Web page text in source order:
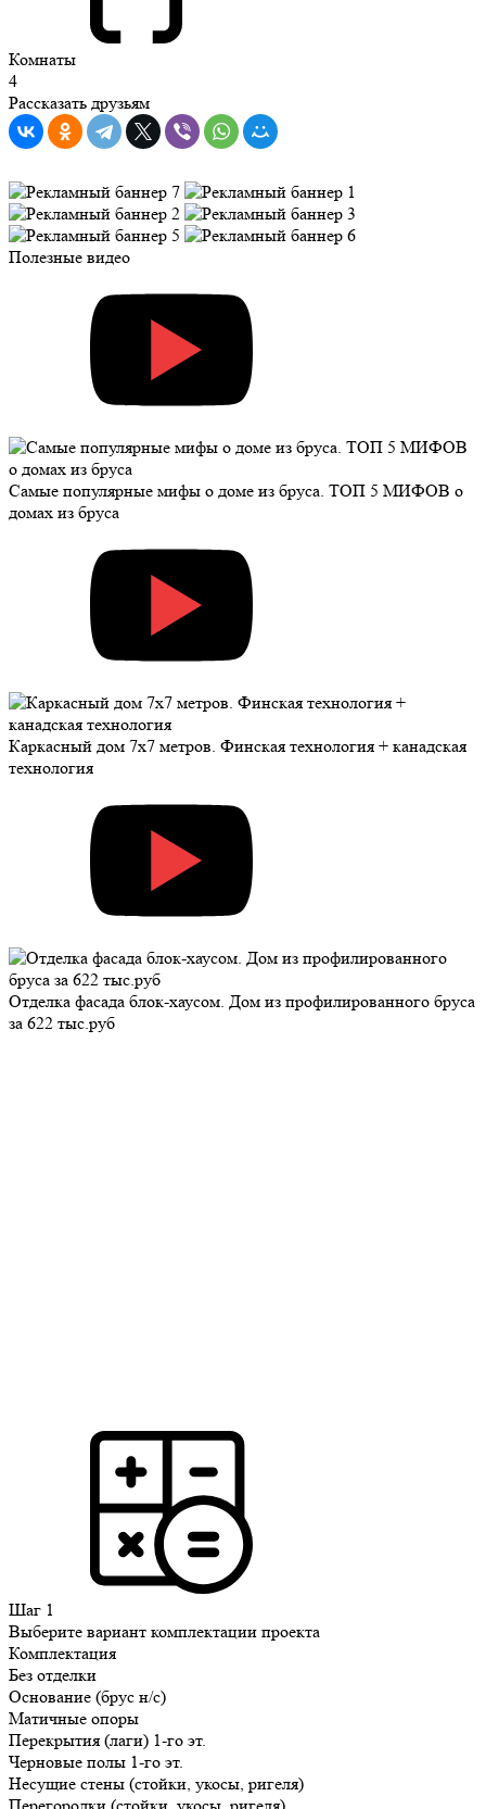
Комнаты
4
Рассказать друзьям
Полезные видео
Самые популярные мифы о доме из бруса. ТОП 5 МИФОВ о
домах из бруса
Каркасный дом 7х7 метров. Финская технология + канадская
технология
Отделка фасада блок-хаусом. Дом из профилированного бруса
за 622 тыс.руб
Шаг 1
Выберите вариант комплектации проекта
Комплектация
Без отделки
Основание (брус н/с)
Матичные опоры
Перекрытия (лаги) 1-го эт.
Черновые полы 1-го эт.
Несущие стены (стойки, укосы, ригеля)